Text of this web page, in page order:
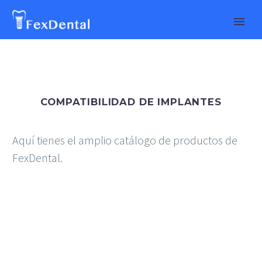
COMPATIBILIDAD DE IMPLANTES
Aquí tienes el amplio catálogo de productos de
FexDental.